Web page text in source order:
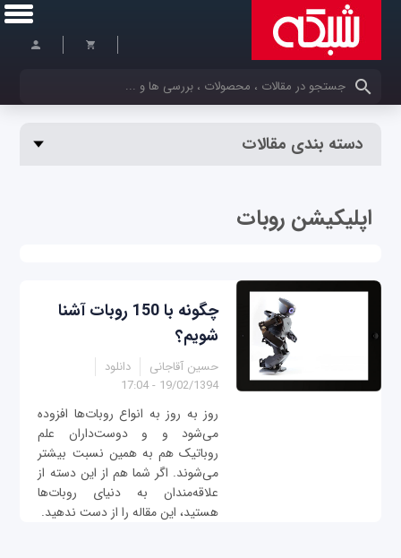
کلمات کلیدی خود را وارد کنید
دسته بندی مقالات
اپلیکیشن روبات‌
چگونه با 150 روبات آشنا
شویم؟
حسین آقاجانی
دانلود
19/02/1394 - 17:04
روز به روز به انواع روبات‌ها افزوده
می‌شود و و دوست‌داران علم
روباتیک هم به همین نسبت بیشتر
می‌شوند. اگر شما هم از این دسته از
علاقه‌مندان به دنیای روبات‌ها
هستید، این مقاله را از دست ندهید.